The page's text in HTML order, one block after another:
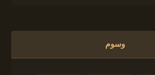
وسوم